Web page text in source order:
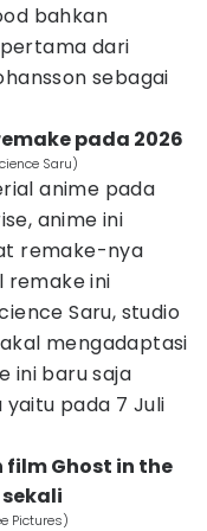
bahkan
dari
sebagai
pada 2026
Saru)
anime pada
anime ini
remake-nya
remake ini
Saru, studio
mengadaptasi
ini baru saja
pada 7 Juli
film Ghost in the
Pictures)